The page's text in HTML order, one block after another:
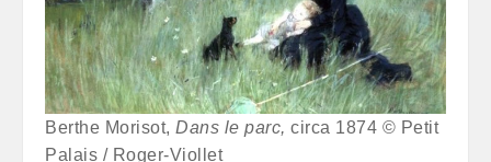
Berthe Morisot, Dans le parc, circa 1874 © Petit
Palais / Roger-Viollet